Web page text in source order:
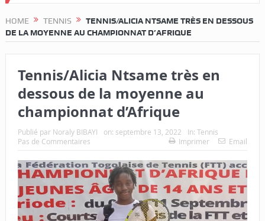
HOME TENNIS
TENNIS/ALICIA NTSAME TRÈS EN DESSOUS
DE LA MOYENNE AU CHAMPIONNAT D’AFRIQUE
Tennis/Alicia Ntsame très en
dessous de la moyenne au
championnat d’Afrique
Publié par Noraly BIBAYI on: septembre 13, 2022 In: Tennis
Pas de Commentaires
Imprimer Email